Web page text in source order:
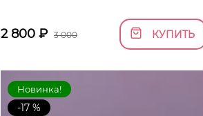
2 800₽ 3 000 КУПИТЬ
Новинка!
-17 %